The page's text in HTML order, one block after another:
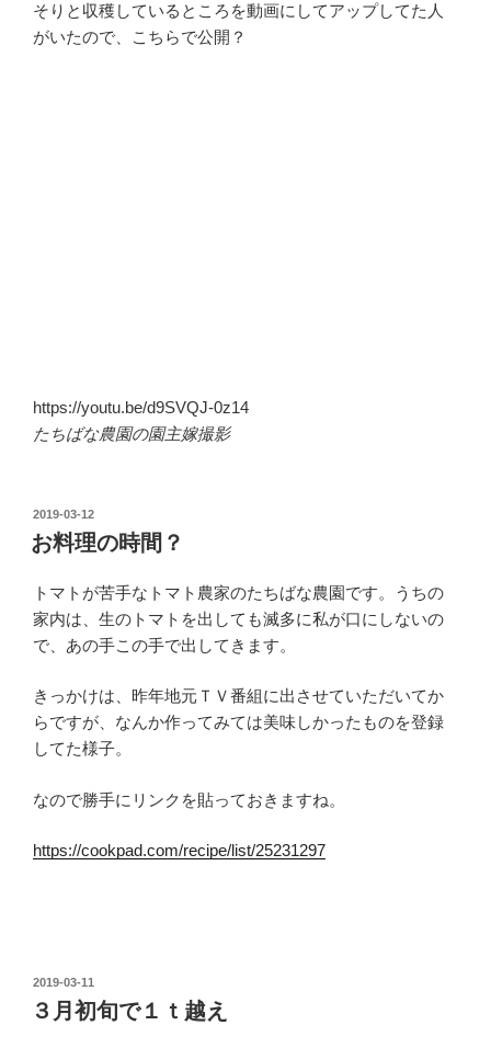
そりと収穫しているところを動画にしてアップしてた人
がいたので、こちらで公開？
https://youtu.be/d9SVQJ-0z14
たちばな農園の園主嫁撮影
投
稿
日:
2019-03-12
お料理の時間？
トマトが苦手なトマト農家のたちばな農園です。うちの
家内は、生のトマトを出しても滅多に私が口にしないの
で、あの手この手で出してきます。
きっかけは、昨年地元ＴＶ番組に出させていただいてか
らですが、なんか作ってみては美味しかったものを登録
してた様子。
なので勝手にリンクを貼っておきますね。
https://cookpad.com/recipe/list/25231297
投
稿
日:
2019-03-11
３月初旬で１ｔ越え